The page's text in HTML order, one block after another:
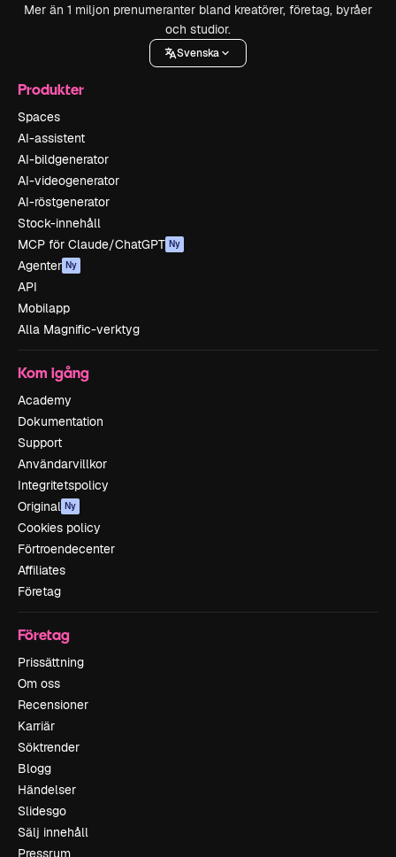
Mer än 1 miljon prenumeranter bland kreatörer, företag, byråer
och studior.
Svenska
Produkter
Spaces
AI-assistent
AI-bildgenerator
AI-videogenerator
AI-röstgenerator
Stock-innehåll
MCP för Claude/ChatGPT Ny
Agenter Ny
API
Mobilapp
Alla Magnific-verktyg
Kom igång
Academy
Dokumentation
Support
Användarvillkor
Integritetspolicy
Original Ny
Cookies policy
Förtroendecenter
Affiliates
Företag
Företag
Prissättning
Om oss
Recensioner
Karriär
Söktrender
Blogg
Händelser
Slidesgo
Sälj innehåll
Pressrum